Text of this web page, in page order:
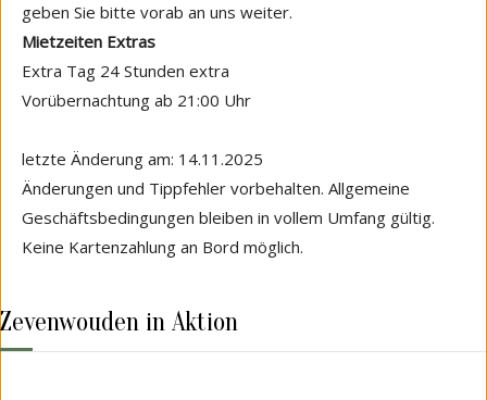
geben Sie bitte vorab an uns weiter.
Mietzeiten Extras
Extra Tag 24 Stunden extra
Vorübernachtung ab 21:00 Uhr
letzte Änderung am: 14.11.2025
Änderungen und Tippfehler vorbehalten. Allgemeine
Geschäftsbedingungen bleiben in vollem Umfang gültig.
Keine Kartenzahlung an Bord möglich.
Zevenwouden in Aktion